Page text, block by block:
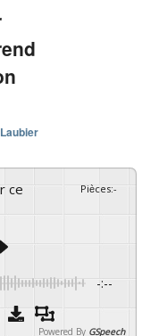
Pièces:-
-:--
Powered By GSpeech